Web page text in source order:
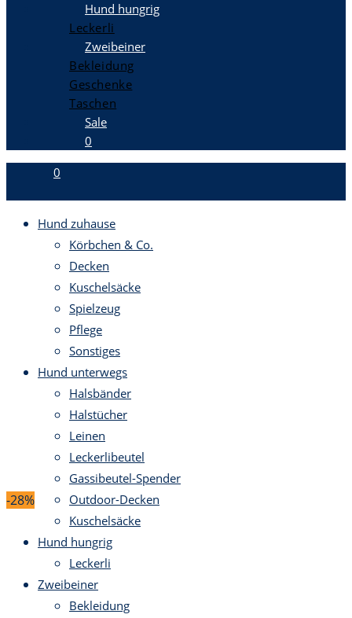
Hund hungrig
Leckerli
Zweibeiner
Bekleidung
Geschenke
Taschen
Sale
0
0
Hund zuhause
Körbchen & Co.
Decken
Kuschelsäcke
Spielzeug
Pflege
Sonstiges
Hund unterwegs
Halsbänder
Halstücher
Leinen
Leckerlibeutel
Gassibeutel-Spender
Outdoor-Decken
Kuschelsäcke
Hund hungrig
Leckerli
Zweibeiner
Bekleidung
-28%